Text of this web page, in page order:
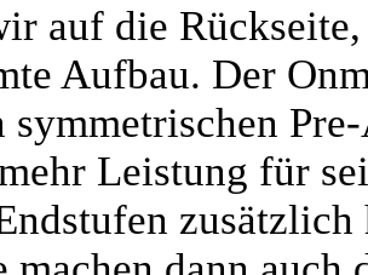
auf die
Aufbau. Der
symmetrischen
Leistung für